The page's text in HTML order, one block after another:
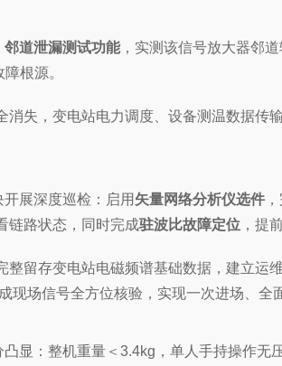
道泄漏测试功能，实测该信号放大器邻道
根源。
失，变电站电力调度、设备测温数据传
展深度巡检：启用 矢量网络分析仪选件
链路状态，同时完成驻波比故障定位 ，提
整留存变电站电磁频谱基础数据，建立运
现场信号全方位核验，实现一次进场、全
显：整机重量＜3.4kg，单人手持操作无